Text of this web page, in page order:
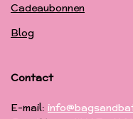
Cadeaubonnen
Blog
Contact
E-mail: